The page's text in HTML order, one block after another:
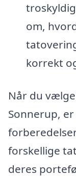
om,
korrekt
Når du
Sonnerup,
forskellige
deres